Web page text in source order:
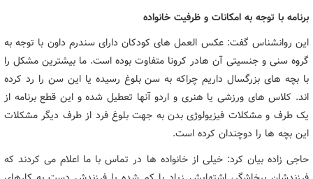
برنامه با توجه به امکانات و ظرفیت خانواده
این روانشناس گفت: عکس العمل های کودکان دارای سندرم داون با توجه به
گروه سنی و جنسیتی آن هادر کرونا متفاوت بوده است. ما بیشترین مشکل را
با بچه های بزرگسال داریم چراکه به سن بلوغ رسیده یا این سن را رد کرده
اند. کلاس های ورزشی یا هنری و اردو آنها تعطیل شده و این قطع برنامه از
یک طرف و مشکلات فیزیولوژی بدن به جهت بلوغ فرد از طرف دیگر مشکلات
این بچه ها را دوچندان کرده است.
حاجی زاده بیان کرد: خیلی از خانواده ها در تماس با ما اعلام می کردند که